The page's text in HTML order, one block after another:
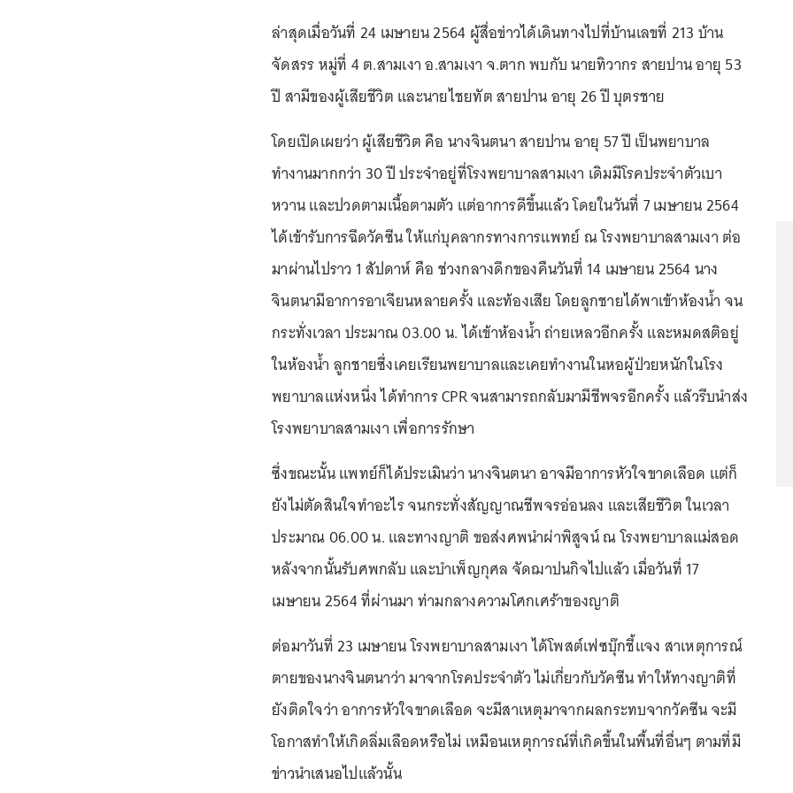
ล่าสุดเมื่อวันที่ 24 เมษายน 2564 ผู้สื่อข่าวได้เดินทางไปที่บ้านเลขที่ 213 บ้าน
จัดสรร หมู่ที่ 4 ต.สามเงา อ.สามเงา จ.ตาก พบกับ นายทิวากร สายปาน อายุ 53
ปี สามีของผู้เสียชีวิต และนายไชยทัต สายปาน อายุ 26 ปี บุตรชาย
โดยเปิดเผยว่า ผู้เสียชีวิต คือ นางจินตนา สายปาน อายุ 57 ปี เป็นพยาบาล
ทำงานมากกว่า 30 ปี ประจำอยู่ที่โรงพยาบาลสามเงา เดิมมีโรคประจำตัวเบา
หวาน และปวดตามเนื้อตามตัว แต่อาการดีขึ้นแล้ว โดยในวันที่ 7 เมษายน 2564
ได้เข้ารับการฉีดวัคซีน ให้แก่บุคลากรทางการแพทย์ ณ โรงพยาบาลสามเงา ต่อ
มาผ่านไปราว 1 สัปดาห์ คือ ช่วงกลางดึกของคืนวันที่ 14 เมษายน 2564 นาง
จินตนามีอาการอาเจียนหลายครั้ง และท้องเสีย โดยลูกชายได้พาเข้าห้องน้ำ จน
กระทั่งเวลา ประมาณ 03.00 น. ได้เข้าห้องน้ำ ถ่ายเหลวอีกครั้ง และหมดสติอยู่
ในห้องน้ำ ลูกชายซึ่งเคยเรียนพยาบาลและเคยทำงานในหอผู้ป่วยหนักในโรง
พยาบาลแห่งหนึ่ง ได้ทำการ CPR จนสามารถกลับมามีชีพจรอีกครั้ง แล้วรีบนำส่ง
โรงพยาบาลสามเงา เพื่อการรักษา
ซึ่งขณะนั้น แพทย์ก็ได้ประเมินว่า นางจินตนา อาจมีอาการหัวใจขาดเลือด แต่ก็
ยังไม่ตัดสินใจทำอะไร จนกระทั่งสัญญาณชีพจรอ่อนลง และเสียชีวิต ในเวลา
ประมาณ 06.00 น. และทางญาติ ขอส่งศพนำผ่าพิสูจน์ ณ โรงพยาบาลแม่สอด
หลังจากนั้นรับศพกลับ และบำเพ็ญกุศล จัดฌาปนกิจไปแล้ว เมื่อวันที่ 17
เมษายน 2564 ที่ผ่านมา ท่ามกลางความโศกเศร้าของญาติ
ต่อมาวันที่ 23 เมษายน โรงพยาบาลสามเงา ได้โพสต์เฟซบุ๊กชี้แจง สาเหตุการณ์
ตายของนางจินตนาว่า มาจากโรคประจำตัว ไม่เกี่ยวกับวัคซีน ทำให้ทางญาติที่
ยังติดใจว่า อาการหัวใจขาดเลือด จะมีสาเหตุมาจากผลกระทบจากวัคซีน จะมี
โอกาสทำให้เกิดลิ่มเลือดหรือไม่ เหมือนเหตุการณ์ที่เกิดขึ้นในพื้นที่อื่นๆ ตามที่มี
ข่าวนำเสนอไปแล้วนั้น